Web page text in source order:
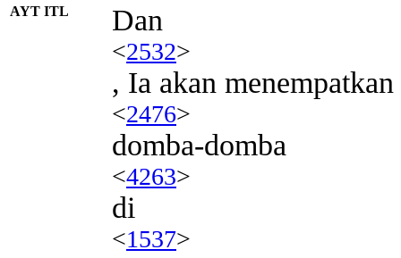
AYT ITL Dan
<2532>
, Ia akan menempatkan
<2476>
domba-domba
<4263>
di
<1537>